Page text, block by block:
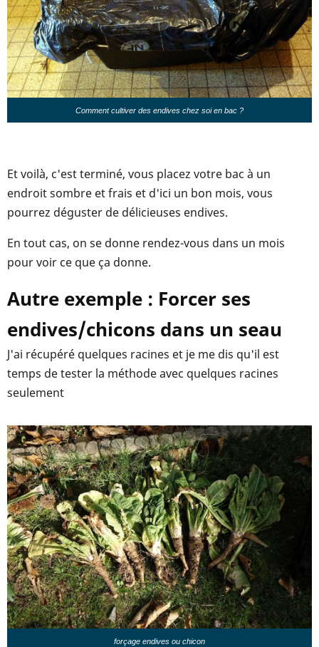
Comment cultiver des endives chez soi en bac ?
Et voilà, c'est terminé, vous placez votre bac à un
endroit sombre et frais et d'ici un bon mois, vous
pourrez déguster de délicieuses endives.
En tout cas, on se donne rendez-vous dans un mois
pour voir ce que ça donne.
Autre exemple : Forcer ses
endives/chicons dans un seau
J'ai récupéré quelques racines et je me dis qu'il est
temps de tester la méthode avec quelques racines
seulement
forçage endives ou chicon